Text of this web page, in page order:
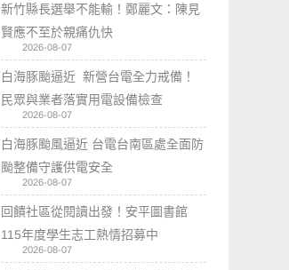
新竹縣長選舉不能輸！鄭麗文：陳見
賢應不至於親痛仇快
2026-08-07
白海豚颱逼近 新營台電全力戒備！
民眾與業者落實用電設備檢查
2026-08-07
白海豚颱風逼近 台電台南區處全面防
颱整備守護供電安全
2026-08-07
回饋社區從閱讀出發！安平圖書館
115年度學生志工熱情招募中
2026-08-07